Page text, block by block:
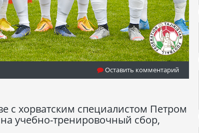
Оставить комментарий
с хорватским специалистом Петром
учебно-тренировочный сбор,